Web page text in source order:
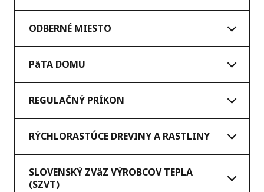
ODBERNÉ MIESTO
PäTA DOMU
REGULAČNÝ PRÍKON
RÝCHLORASTÚCE DREVINY A RASTLINY
SLOVENSKÝ ZVäZ VÝROBCOV TEPLA
(SZVT)